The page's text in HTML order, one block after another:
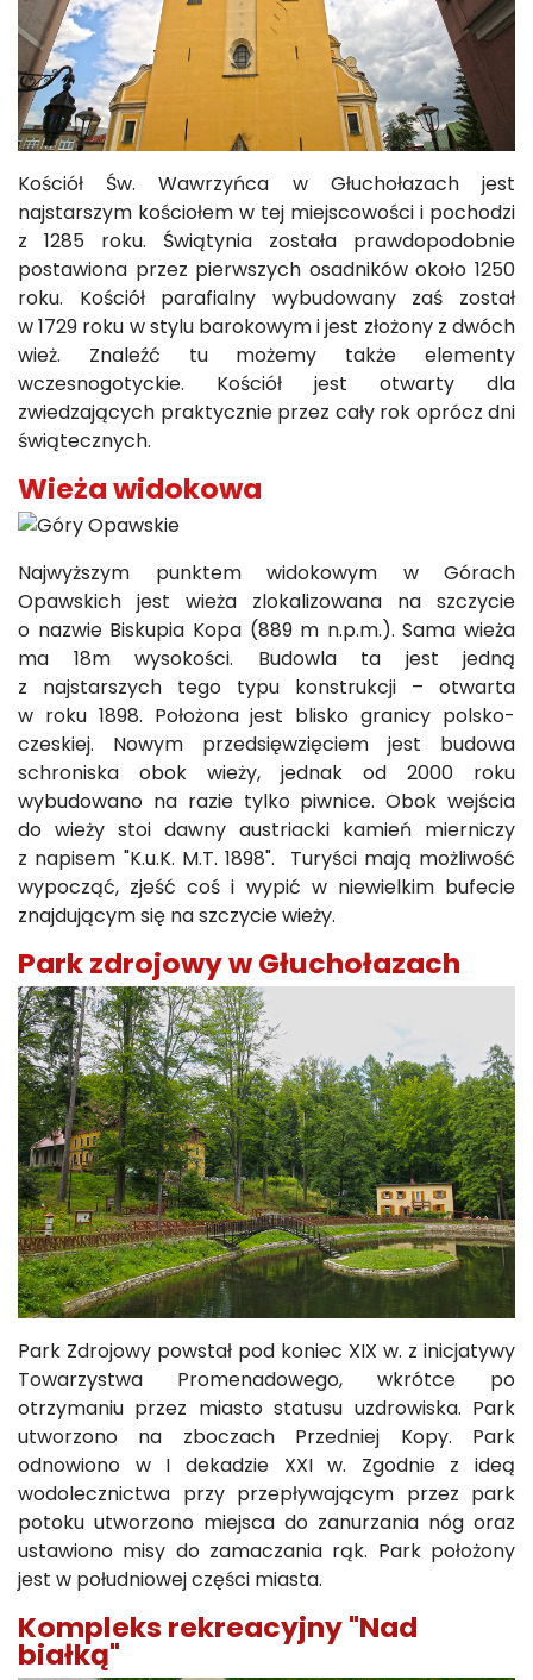
Kościół Św. Wawrzyńca w Głuchołazach jest
najstarszym kościołem w tej miejscowości i pochodzi
z 1285 roku. Świątynia została prawdopodobnie
postawiona przez pierwszych osadników około 1250
roku. Kościół parafialny wybudowany zaś został
w 1729 roku w stylu barokowym i jest złożony z dwóch
wież. Znaleźć tu możemy także elementy
wczesnogotyckie. Kościół jest otwarty dla
zwiedzających praktycznie przez cały rok oprócz dni
świątecznych.
Wieża widokowa
Najwyższym punktem widokowym w Górach
Opawskich jest wieża zlokalizowana na szczycie
o nazwie Biskupia Kopa (889 m n.p.m.). Sama wieża
ma 18m wysokości. Budowla ta jest jedną
z najstarszych tego typu konstrukcji – otwarta
w roku 1898. Położona jest blisko granicy polsko-
czeskiej. Nowym przedsięwzięciem jest budowa
schroniska obok wieży, jednak od 2000 roku
wybudowano na razie tylko piwnice. Obok wejścia
do wieży stoi dawny austriacki kamień mierniczy
z napisem "K.u.K. M.T. 1898". Turyści mają możliwość
wypocząć, zjeść coś i wypić w niewielkim bufecie
znajdującym się na szczycie wieży.
Park zdrojowy w Głuchołazach
Park Zdrojowy powstał pod koniec XIX w. z inicjatywy
Towarzystwa Promenadowego, wkrótce po
otrzymaniu przez miasto statusu uzdrowiska. Park
utworzono na zboczach Przedniej Kopy. Park
odnowiono w I dekadzie XXI w. Zgodnie z ideą
wodolecznictwa przy przepływającym przez park
potoku utworzono miejsca do zanurzania nóg oraz
ustawiono misy do zamaczania rąk. Park położony
jest w południowej części miasta.
Kompleks rekreacyjny "Nad
białką"